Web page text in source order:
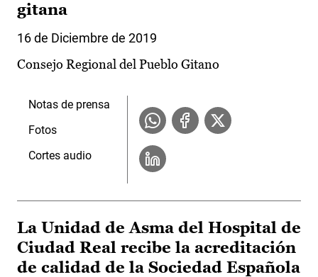
gitana
16 de Diciembre de 2019
Consejo Regional del Pueblo Gitano
Notas de prensa
Fotos
Cortes audio
La Unidad de Asma del Hospital de
Ciudad Real recibe la acreditación
de calidad de la Sociedad Española